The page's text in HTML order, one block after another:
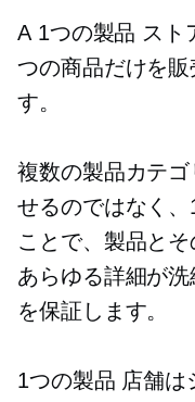
A 1つの製品 スト
つの商品だけを
す。
複数の製品カテ
せるのではなく
ことで、製品と
あらゆる詳細が
を保証します。
1つの製品 店舗は